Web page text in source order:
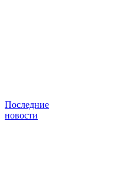
Последние
новости